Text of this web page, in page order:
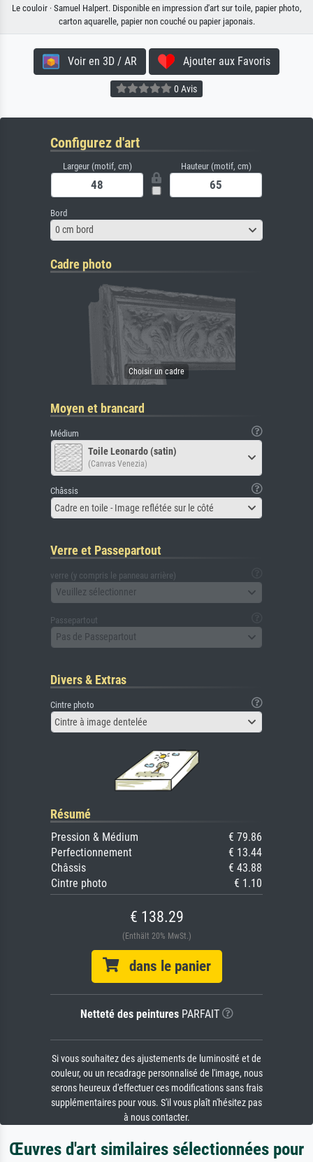
Le couloir · Samuel Halpert. Disponible en impression d'art sur toile, papier photo,
carton aquarelle, papier non couché ou papier japonais.
Voir en 3D / AR Ajouter aux Favoris
0 Avis
Configurez d'art
Largeur (motif, cm) Hauteur (motif, cm)
Bord
0 cm bord
Cadre photo
Moyen et brancard
Médium
Toile Leonardo (satin)
(Canvas Venezia)
Châssis
Cadre en toile - Image reflétée sur le côté
Verre et Passepartout
verre (y compris le panneau arrière)
Veuillez sélectionner
Passepartout
Pas de Passepartout
Divers & Extras
Cintre photo
Cintre à image dentelée
Résumé
Pression & Médium
€ 79.86
Perfectionnement
€ 13.44
Châssis
€ 43.88
Cintre photo
€ 1.10
€ 138.29
(Enthält 20% MwSt.)
dans le panier
Netteté des peinturesPARFAIT
Si vous souhaitez des ajustements de luminosité et de
couleur, ou un recadrage personnalisé de l'image, nous
serons heureux d'effectuer ces modifications sans frais
supplémentaires pour vous. S'il vous plaît n'hésitez pas
à nous contacter.
Œuvres d'art similaires sélectionnées pour